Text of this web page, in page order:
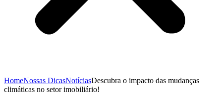
HomeNossas DicasNotíciasDescubra o impacto das mudanças
climáticas no setor imobiliário!